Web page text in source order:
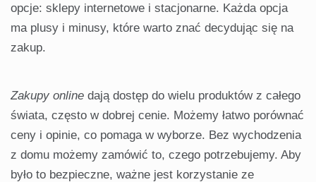
opcje: sklepy internetowe i stacjonarne. Każda opcja
ma plusy i minusy, które warto znać decydując się na
zakup.
Zakupy online dają dostęp do wielu produktów z całego
świata, często w dobrej cenie. Możemy łatwo porównać
ceny i opinie, co pomaga w wyborze. Bez wychodzenia
z domu możemy zamówić to, czego potrzebujemy. Aby
było to bezpieczne, ważne jest korzystanie ze